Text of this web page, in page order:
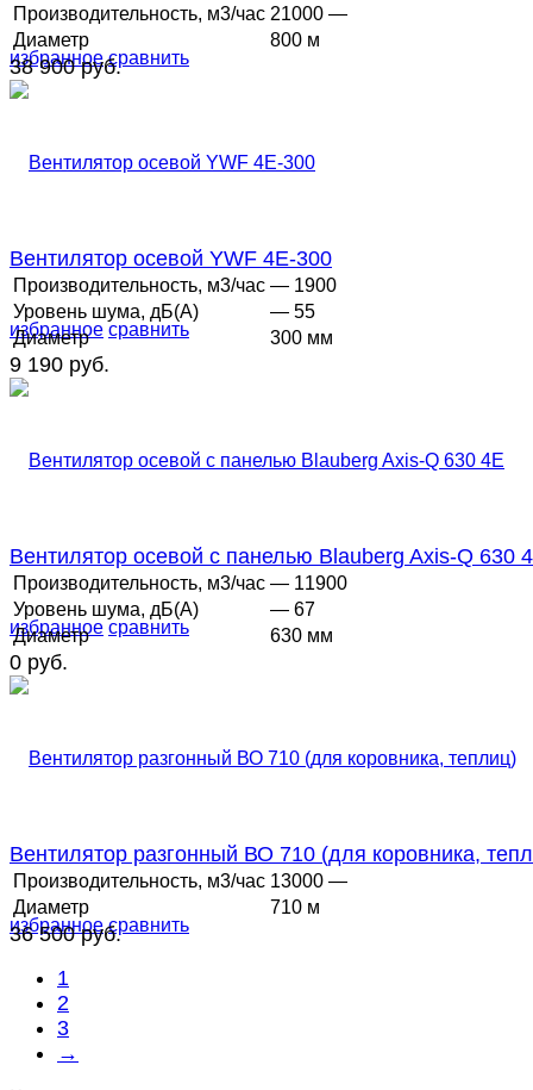
избранное сравнить
Производительность, м3/час 21000 —
Диаметр
800 м
38 900 руб.
избранное сравнить
Вентилятор осевой YWF 4E-300
Производительность, м3/час — 1900
Уровень шума, дБ(А)
— 55
Диаметр
300 мм
9 190 руб.
избранное сравнить
Вентилятор осевой с панелью Blauberg Axis-Q 630
Производительность, м3/час — 11900
Уровень шума, дБ(А)
— 67
Диаметр
630 мм
0 руб.
избранное сравнить
Вентилятор разгонный ВО 710 (для коровника,
Производительность, м3/час 13000 —
Диаметр
710 м
36 500 руб.
1
2
3
→